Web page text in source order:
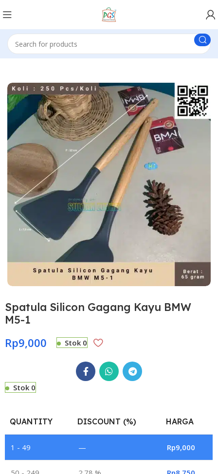
Spatula Silicon Gagang Kayu BMW
M5-1
Rp9,000 Stok 0
Stok 0
QUANTITY DISCOUNT (%) HARGA
1 - 49 — Rp9,000